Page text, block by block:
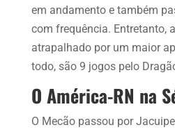
em andamento e também
com frequência. Entretanto,
atrapalhado por um maior
todo, são 9 jogos pelo
O América-RN na
O Mecão passou por